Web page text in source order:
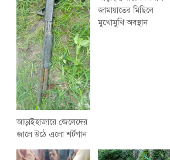
আড়াইহাজারে জেলেদের
জালে উঠে এলো শর্টগান
জামায়াতের মিছিলে
মুখোমুখি অবস্থান